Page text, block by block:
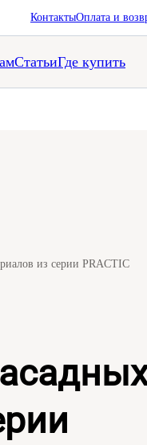
КонтактыОплата и
СтатьиГде купить
из серии PRACTIC